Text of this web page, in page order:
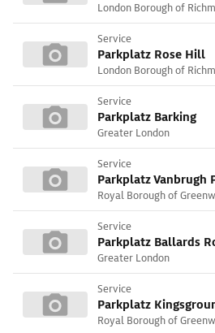
London Borough of
Service
Parkplatz Rose Hill
London Borough of
Service
Parkplatz Barking
Greater London
Service
Parkplatz Vanbrugh
Royal Borough of
Service
Parkplatz Ballards
Greater London
Service
Parkplatz
Royal Borough of